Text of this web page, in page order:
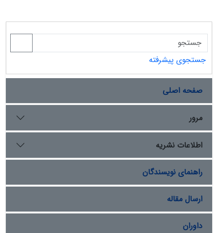
جستجوی پیشرفته
صفحه اصلی
مرور
اطلاعات نشریه
راهنمای نویسندگان
ارسال مقاله
داوران